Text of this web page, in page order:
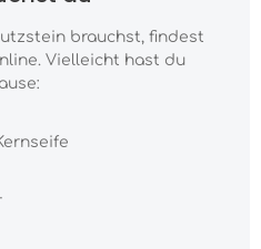
brauchst, findest
Vielleicht hast du